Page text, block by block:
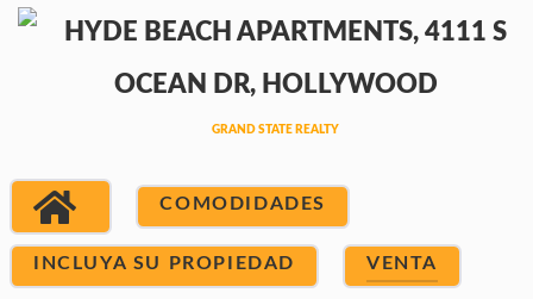
COMODIDADES
INCLUYA SU PROPIEDAD VENTA